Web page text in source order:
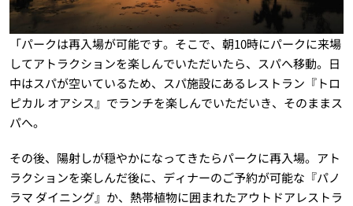
「パークは再入場が可能です。そこで、朝10時にパークに来場
してアトラクションを楽しんでいただいたら、スパへ移動。日
中はスパが空いているため、スパ施設にあるレストラン『トロ
ピカル オアシス』でランチを楽しんでいただいき、そのままス
パへ。
その後、陽射しが穏やかになってきたらパークに再入場。アト
ラクションを楽しんだ後に、ディナーのご予約が可能な『パノ
ラマ ダイニング』か、熱帯植物に囲まれたアウトドアレストラ